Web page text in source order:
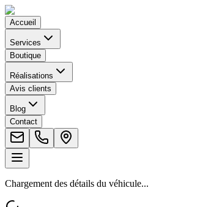
Accueil
Services
Boutique
Réalisations
Avis clients
Blog
Contact
Chargement des détails du véhicule...